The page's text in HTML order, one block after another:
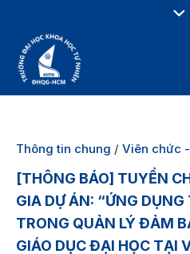
Thông tin chung / Viên chức
[THÔNG BÁO] TUYỂN
GIA DỰ ÁN: “ỨNG
TRONG QUẢN LÝ ĐẢM
GIÁO DỤC ĐẠI HỌC TẠI